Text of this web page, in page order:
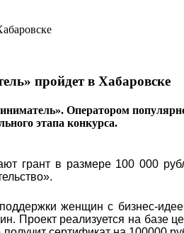
пройдет в Хабаровске
Оператором
этапа конкурса.
грант в размере 100 000
женщин с бизнес-
Проект реализуется на базе